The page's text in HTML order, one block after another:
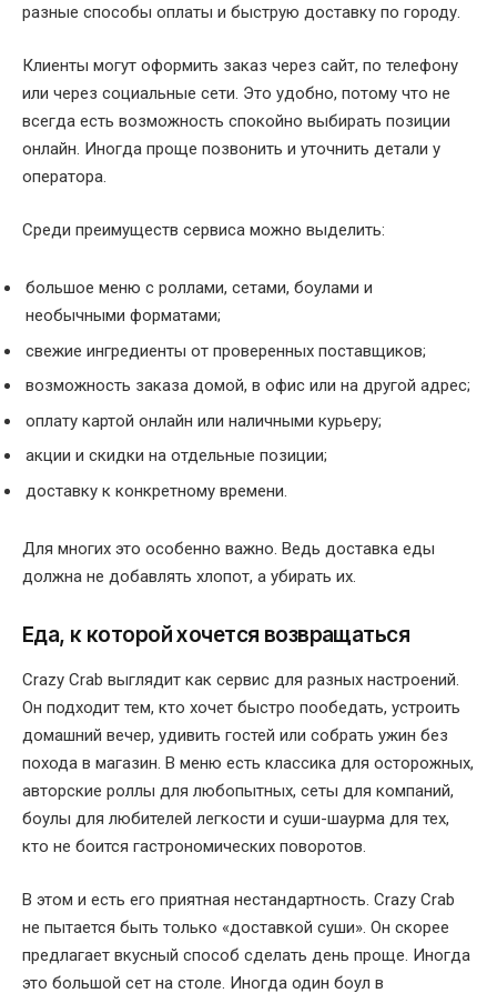
разные способы оплаты и быструю доставку по городу.
Клиенты могут оформить заказ через сайт, по телефону
или через социальные сети. Это удобно, потому что не
всегда есть возможность спокойно выбирать позиции
онлайн. Иногда проще позвонить и уточнить детали у
оператора.
Среди преимуществ сервиса можно выделить:
большое меню с роллами, сетами, боулами и
необычными форматами;
свежие ингредиенты от проверенных поставщиков;
возможность заказа домой, в офис или на другой адрес;
оплату картой онлайн или наличными курьеру;
акции и скидки на отдельные позиции;
доставку к конкретному времени.
Для многих это особенно важно. Ведь доставка еды
должна не добавлять хлопот, а убирать их.
Еда, к которой хочется возвращаться
Crazy Crab выглядит как сервис для разных настроений.
Он подходит тем, кто хочет быстро пообедать, устроить
домашний вечер, удивить гостей или собрать ужин без
похода в магазин. В меню есть классика для осторожных,
авторские роллы для любопытных, сеты для компаний,
боулы для любителей легкости и суши-шаурма для тех,
кто не боится гастрономических поворотов.
В этом и есть его приятная нестандартность. Crazy Crab
не пытается быть только «доставкой суши». Он скорее
предлагает вкусный способ сделать день проще. Иногда
это большой сет на столе. Иногда один боул в